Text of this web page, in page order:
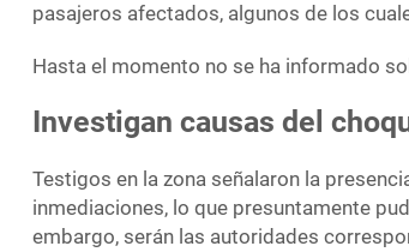
pasajeros afectados, algunos de los
Hasta el momento no se ha informado
Investigan causas del
Testigos en la zona señalaron la
inmediaciones, lo que presuntamente
embargo, serán las autoridades